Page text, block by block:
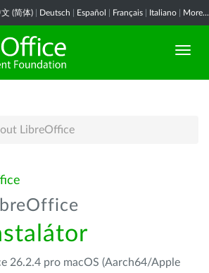
(简体) Deutsch Español Français Italiano More...
LibreOffice
26.2.4 pro macOS (Aarch64/Apple